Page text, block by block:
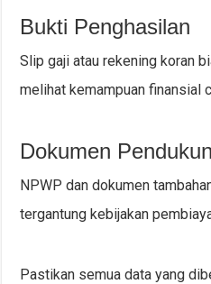
Bukti Penghasilan
Slip gaji atau rekening koran
melihat kemampuan finansial
Dokumen
NPWP dan dokumen
tergantung kebijakan
Pastikan semua data yang